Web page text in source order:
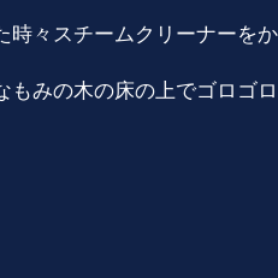
々スチームクリーナーを
みの木の床の上でゴロゴ